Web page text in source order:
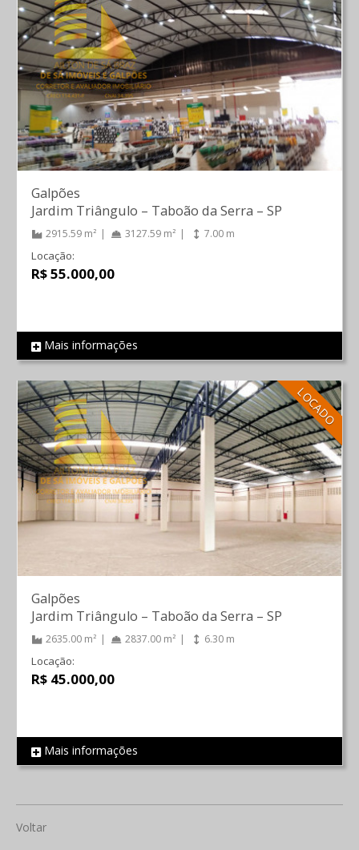
REF 78
Galpões
Jardim Triângulo – Taboão da Serra – SP
2915.59 m² 3127.59 m² 7.00 m
Locação:
R$ 55.000,00
Mais informações
LOCADO
REF 11
Galpões
Jardim Triângulo – Taboão da Serra – SP
2635.00 m² 2837.00 m² 6.30 m
Locação:
R$ 45.000,00
Mais informações
Voltar